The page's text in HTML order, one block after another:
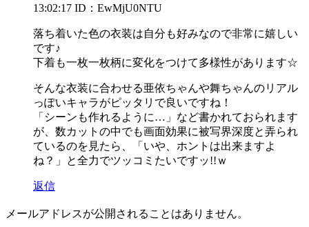
13:02:17 ID：EwMjU0NTU
落ち着いた色の衣装は自分も好みなので非常に嬉しい
です♪
下着も一枚一枚柄に変化をつけて多様性があります☆
そんな衣装に合わせる亜依ちゃんや舞ちゃんのリアル
っぽいキャラがピッタリで良いですね！
「シーンも作れるように…」など書かれておられます
が、数カットの中でも画面効果に被写界深度と弄られ
ているのを見たら、「いや、ホントは出来ますよ
ね？」と全力でツッコミたいですッ!!ｗ
返信
メールアドレスが公開されることはありません。